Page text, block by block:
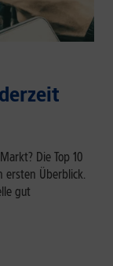
Die Top 10
ersten Überblick.
gut